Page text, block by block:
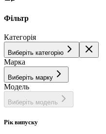
Фільтр
Категорія
Виберіть категорію
Марка
Виберіть марку
Модель
Виберіть модель
Рік випуску